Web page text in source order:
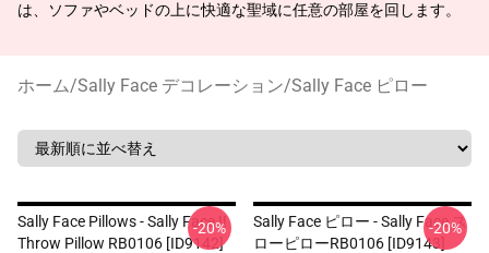
は、ソファやベッドの上に快適な聖域に任意の部屋を回します。
ホーム/Sally Face デコレーション/Sally Face ピロー
Sally Face Pillows - Sally Face !!
Throw Pillow RB0106 [ID9142]
-20%
Sally Face ピロー - Sally Face ス
ローピローRB0106 [ID9143]
-20%